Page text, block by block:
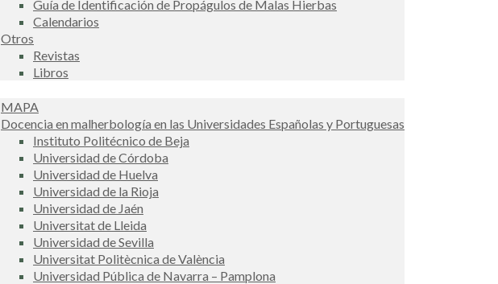
Guía de Identificación de Propágulos de Malas Hierbas
Calendarios
Otros
Revistas
Libros
MAPA
Docencia en malherbología en las Universidades Españolas y Portuguesas
Instituto Politécnico de Beja
Universidad de Córdoba
Universidad de Huelva
Universidad de la Rioja
Universidad de Jaén
Universitat de Lleida
Universidad de Sevilla
Universitat Politècnica de València
Universidad Pública de Navarra – Pamplona